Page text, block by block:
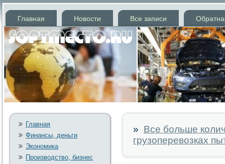
Главная Новости Все записи
Главная
Финансы, деньги
Экономика
Производство, бизнес
» Все больше
грузоперевозках